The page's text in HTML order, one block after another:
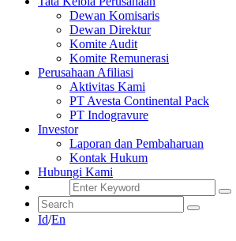
Dewan Komisaris
Dewan Direktur
Komite Audit
Komite Remunerasi
Perusahaan Afiliasi
Aktivitas Kami
PT Avesta Continental Pack
PT Indogravure
Investor
Laporan dan Pembaharuan
Kontak Hukum
Hubungi Kami
Id/En